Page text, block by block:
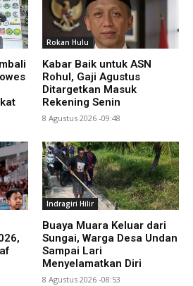
Rokan Hulu
Kabar Baik untuk ASN
Rohul, Gaji Agustus
Ditargetkan Masuk
Rekening Senin
8 Agustus 2026 -09:48
Indragiri Hilir
Buaya Muara Keluar dari
Sungai, Warga Desa Undan
Sampai Lari
Menyelamatkan Diri
8 Agustus 2026 -08:53